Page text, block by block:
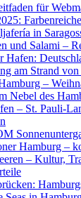
für
in
und Salami –
Hafen:
am Strand
–
Nebel des
– St. Pauli-
Hamburg –
– Kultur,